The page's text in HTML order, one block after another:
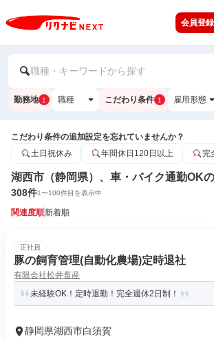
会員登録
職種・キーワードから探す
勤務地 1 職種 こだわり条件 1 雇用形態
こだわり条件の追加設定を忘れていませんか？
土日祝休み
年間休日120日以上 完
湖西市（静岡県）、車・バイク通勤OK
308件1〜100件目を表示中
関連度順新着順
正社員
豚の飼育管理(自動化農場)定時退社
有限会社松井畜産
未経験OK！定時退勤！完全週休2日制！
静岡県湖西市白須賀